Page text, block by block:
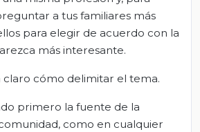
a tus familiares más
para elegir de acuerdo con la
más interesante.
claro cómo delimitar el tema.
primero la fuente de la
como en cualquier